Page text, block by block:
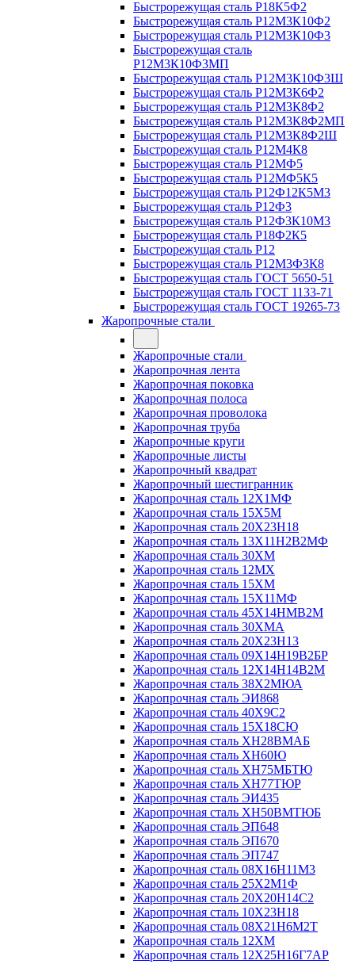
Быстрорежущая сталь Р18К5Ф2
Быстрорежущая сталь Р12М3К10Ф2
Быстрорежущая сталь Р12М3К10Ф3
Быстрорежущая сталь
Р12М3К10Ф3МП
Быстрорежущая сталь Р12М3К10Ф3Ш
Быстрорежущая сталь Р12М3К6Ф2
Быстрорежущая сталь Р12М3К8Ф2
Быстрорежущая сталь Р12М3К8Ф2МП
Быстрорежущая сталь Р12М3К8Ф2Ш
Быстрорежущая сталь Р12М4К8
Быстрорежущая сталь Р12МФ5
Быстрорежущая сталь Р12МФ5К5
Быстрорежущая сталь Р12Ф12К5М3
Быстрорежущая сталь Р12Ф3
Быстрорежущая сталь Р12Ф3К10М3
Быстрорежущая сталь Р18Ф2К5
Быстрорежущая сталь Р12
Быстрорежущая сталь Р12М3Ф3К8
Быстрорежущая сталь ГОСТ 5650-51
Быстрорежущая сталь ГОСТ 1133-71
Быстрорежущая сталь ГОСТ 19265-73
Жаропрочные стали
Жаропрочные стали
Жаропрочная лента
Жаропрочная поковка
Жаропрочная полоса
Жаропрочная проволока
Жаропрочная труба
Жаропрочные круги
Жаропрочные листы
Жаропрочный квадрат
Жаропрочный шестигранник
Жаропрочная сталь 12Х1МФ
Жаропрочная сталь 15Х5М
Жаропрочная сталь 20Х23Н18
Жаропрочная сталь 13Х11Н2В2МФ
Жаропрочная сталь 30ХМ
Жаропрочная сталь 12МХ
Жаропрочная сталь 15ХМ
Жаропрочная сталь 15Х11МФ
Жаропрочная сталь 45Х14НМВ2М
Жаропрочная сталь 30ХМА
Жаропрочная сталь 20Х23Н13
Жаропрочная сталь 09Х14Н19В2БР
Жаропрочная сталь 12Х14Н14В2М
Жаропрочная сталь 38Х2МЮА
Жаропрочная сталь ЭИ868
Жаропрочная сталь 40Х9С2
Жаропрочная сталь 15Х18СЮ
Жаропрочная сталь ХН28ВМАБ
Жаропрочная сталь ХН60Ю
Жаропрочная сталь ХН75МБТЮ
Жаропрочная сталь ХН77ТЮР
Жаропрочная сталь ЭИ435
Жаропрочная сталь ХН50ВМТЮБ
Жаропрочная сталь ЭП648
Жаропрочная сталь ЭП670
Жаропрочная сталь ЭП747
Жаропрочная сталь 08Х16Н11М3
Жаропрочная сталь 25Х2М1Ф
Жаропрочная сталь 20Х20Н14С2
Жаропрочная сталь 10Х23Н18
Жаропрочная сталь 08Х21Н6М2Т
Жаропрочная сталь 12ХМ
Жаропрочная сталь 12Х25Н16Г7АР